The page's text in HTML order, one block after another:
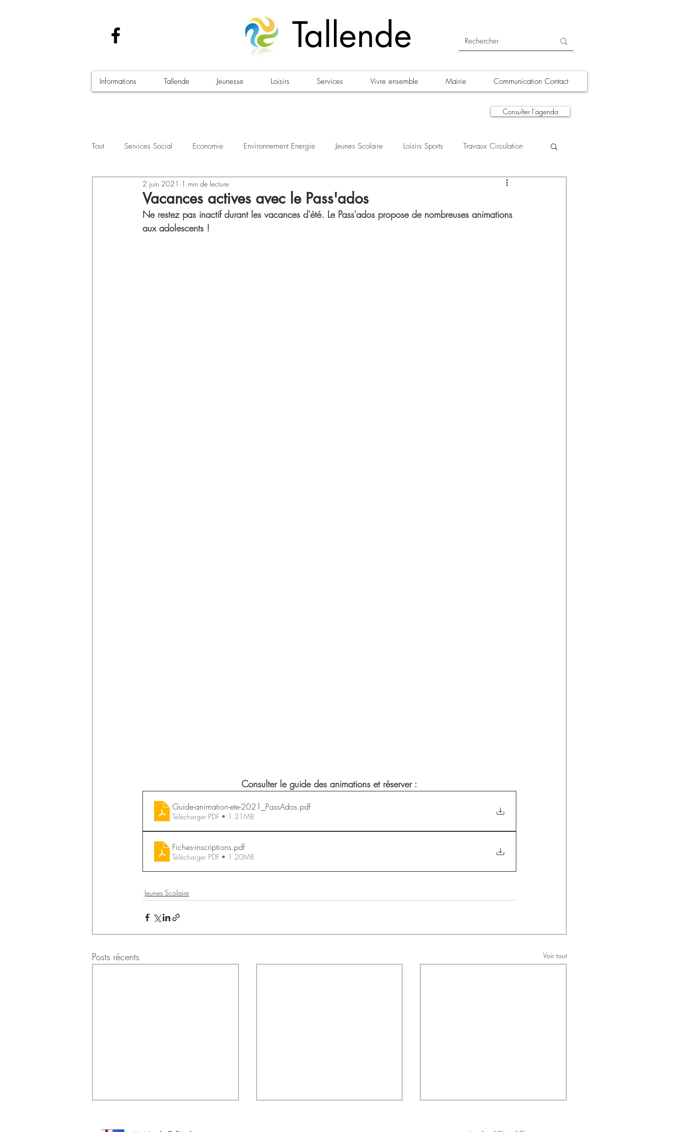
Tallende
Informations Tallende Jeunesse Loisirs Services Vivre ensemble Mairie Communication Contact
Consulter l'agenda
Tout Services Social Economie Environnement Energie Jeunes Scolaire Loisirs Sports Travaux Circulation
Santé - Covid-19 Culture Manifestations A la une
Vacances actives avec le Pass'ados
2 juin 2021 1 min de lecture
Ne restez pas inactif durant les vacances d'été. Le Pass'ados propose de nombreuses animations
aux adolescents !
Consulter le guide des animations et réserver :
Guide-animation-ete-2021_PassAdos.pdf
Télécharger PDF • 1.31MB
Fiches-inscriptions.pdf
Télécharger PDF • 1.20MB
Jeunes Scolaire
Posts récents Voir tout